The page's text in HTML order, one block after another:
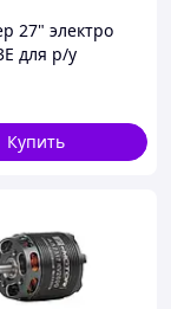
27" электро
для р/у
Купить